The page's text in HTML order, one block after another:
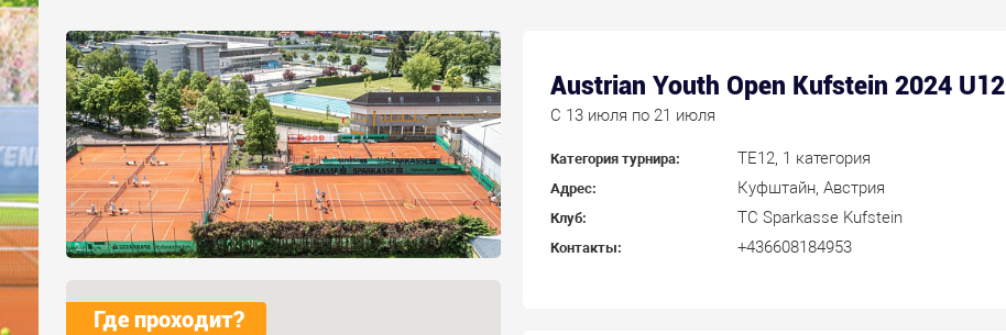
Austrian Youth Open Kufstein 2024 U12
C 13 июля по 21 июля
Категория турнира: ТЕ12, 1 категория
Адрес: Куфштайн, Австрия
Клуб: TC Sparkasse Kufstein
Контакты: +436608184953
Где проходит?